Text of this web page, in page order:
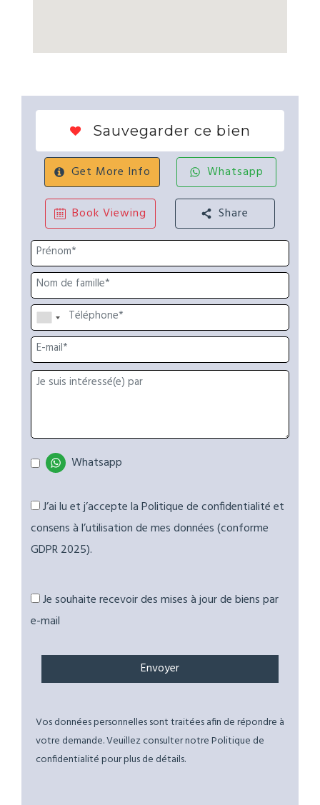
Sauvegarder ce bien
Get More Info Whatsapp
Book Viewing Share
Whatsapp
J’ai lu et j’accepte la Politique de confidentialité et
consens à l’utilisation de mes données (conforme
GDPR 2025).
Je souhaite recevoir des mises à jour de biens par
e-mail
Vos données personnelles sont traitées afin de répondre à
votre demande. Veuillez consulter notre Politique de
confidentialité pour plus de détails.